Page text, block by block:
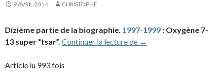
9 AVRIL 2014 CHRISTOPHE
Dizième partie de la biographie. 1997-1999 : Oxygène 7-
13 super “tsar”. Continuer la lecture de Biographie partie 10
→
Article lu 993 fois